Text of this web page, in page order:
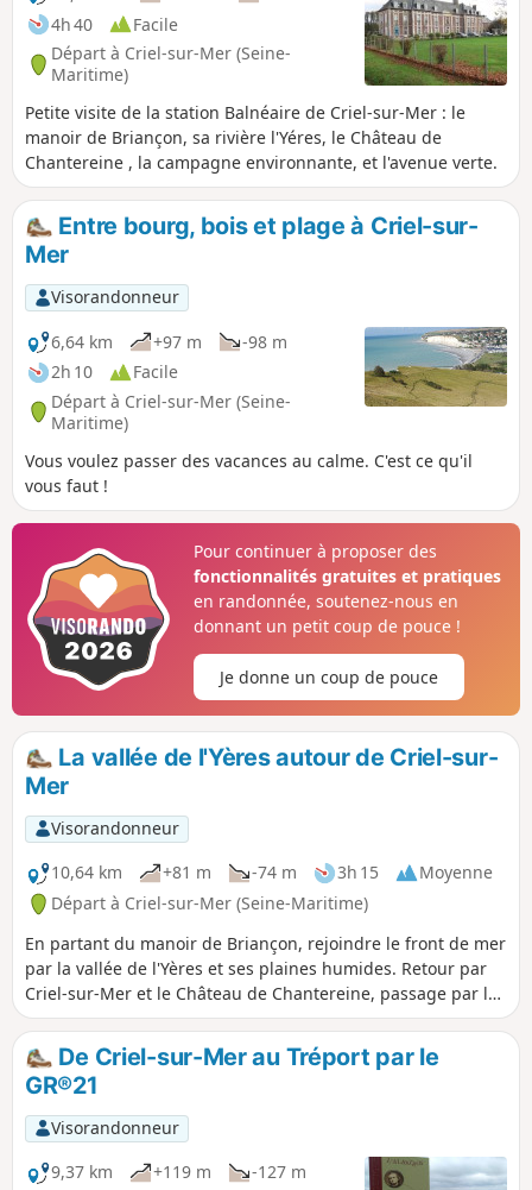
4h 40
Facile
Départ à Criel-sur-Mer (Seine-
Maritime)
Petite visite de la station Balnéaire de Criel-sur-Mer : le
manoir de Briançon, sa rivière l'Yéres, le Château de
Chantereine , la campagne environnante, et l'avenue verte.
Entre bourg, bois et plage à Criel-sur-
Mer
Visorandonneur
6,64 km
+97 m
-98 m
2h 10
Facile
Départ à Criel-sur-Mer (Seine-
Maritime)
Vous voulez passer des vacances au calme. C'est ce qu'il
vous faut !
Pour continuer à proposer des
fonctionnalités gratuites et pratiques
en randonnée, soutenez-nous en
donnant un petit coup de pouce !
Je donne un coup de pouce
La vallée de l'Yères autour de Criel-sur-
Mer
Visorandonneur
10,64 km
+81 m -74 m 3h 15
Moyenne
Départ à Criel-sur-Mer (Seine-Maritime)
En partant du manoir de Briançon, rejoindre le front de mer
par la vallée de l'Yères et ses plaines humides. Retour par
Criel-sur-Mer et le Château de Chantereine, passage par le
Val au Roy et ses éoliennes. Enfin, retour au centre ville par
la vallée de l'Yères.
De Criel-sur-Mer au Tréport par le
GR®21
Visorandonneur
9,37 km
+119 m
-127 m